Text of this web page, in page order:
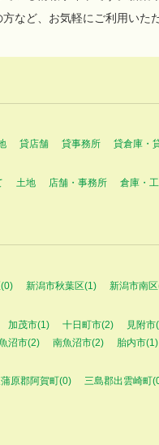
など、お気軽にご利用いた
貸店舗 貸事務所 貸倉庫・
土地 店舗・事務所 倉庫・
新潟市秋葉区(1) 新潟市南
加茂市(1) 十日町市(2) 見附市
沼市(2) 南魚沼市(2) 胎内市(1)
原郡阿賀町(0) 三島郡出雲崎町